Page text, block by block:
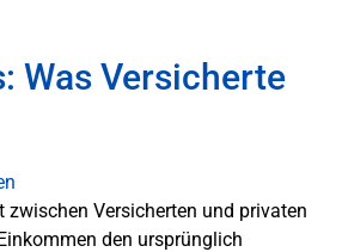
Was Versicherte
Versicherten und privaten
den ursprünglich